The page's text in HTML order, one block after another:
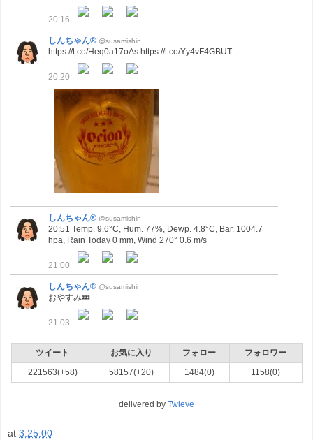
20:16
しんちゃん® @susamishin
https://t.co/Heq0a17oAs https://t.co/Yy4vF4GBUT
20:20
しんちゃん® @susamishin
20:51 Temp. 9.6°C, Hum. 77%, Dewp. 4.8°C, Bar. 1004.7
hpa, Rain Today 0 mm, Wind 270° 0.6 m/s
21:00
しんちゃん® @susamishin
おやすみ💤
21:03
ツイート お気に入り フォロー
フォロワー
221563(+58)
58157(+20) 1484(0) 1158(0)
delivered by Twieve
at 3:25:00